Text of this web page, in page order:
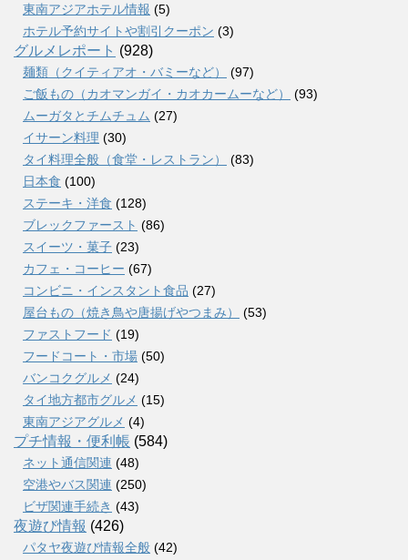
東南アジアホテル情報 (5)
ホテル予約サイトや割引クーポン (3)
グルメレポート (928)
麺類（クイティアオ・バミーなど）
(97)
ご飯もの（カオマンガイ・カオカームーなど）
(93)
ムーガタとチムチュム (27)
イサーン料理 (30)
タイ料理全般（食堂・レストラン）
(83)
日本食 (100)
ステーキ・洋食 (128)
ブレックファースト (86)
スイーツ・菓子 (23)
カフェ・コーヒー (67)
コンビニ・インスタント食品 (27)
屋台もの（焼き鳥や唐揚げやつまみ）
(53)
ファストフード (19)
フードコート・市場 (50)
バンコクグルメ (24)
タイ地方都市グルメ (15)
東南アジアグルメ (4)
プチ情報・便利帳 (584)
ネット通信関連 (48)
空港やバス関連 (250)
ビザ関連手続き (43)
夜遊び情報 (426)
パタヤ夜遊び情報全般 (42)